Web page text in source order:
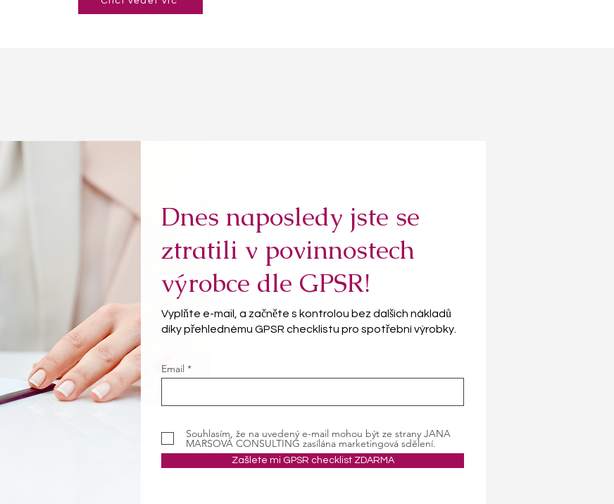
Dnes naposledy jste se
ztratili v povinnostech
výrobce dle GPSR!
Vyplňte e-mail, a začněte s kontrolou bez dalších nákladů
díky přehlednému GPSR checklistu pro spotřební výrobky.
Email
Souhlasím, že na uvedený e-mail mohou být ze strany JANA
MARSOVÁ CONSULTING zasílána marketingová sdělení.
Zašlete mi GPSR checklist ZDARMA